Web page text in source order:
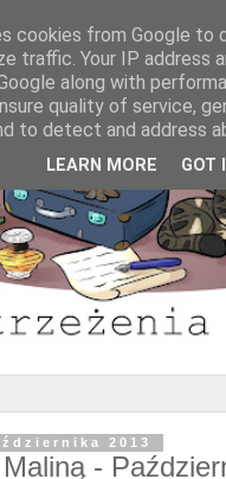
2013
-
cookies from Google to
traffic. Your IP address
along with
quality of service,
to detect and address
LEARN MORE GOT